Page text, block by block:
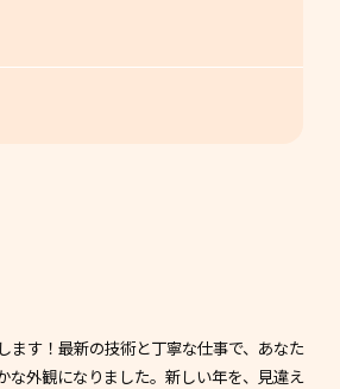
す！最新の技術と丁寧な仕事で、あなた
な外観になりました。新しい年を、見違え